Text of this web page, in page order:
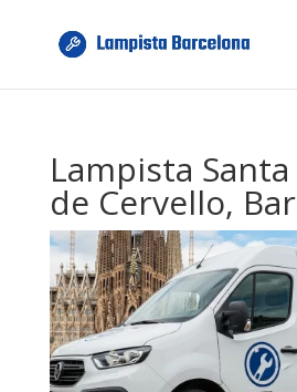
Lampista
de Cervello,